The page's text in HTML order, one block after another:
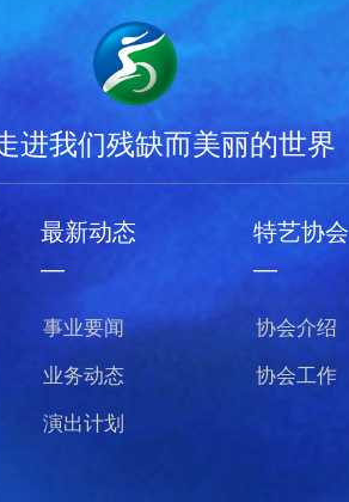
进我们残缺而美丽的世界
最新动态
—
事业要闻
业务动态
演出计划
特艺协会
—
协会介绍
协会工作